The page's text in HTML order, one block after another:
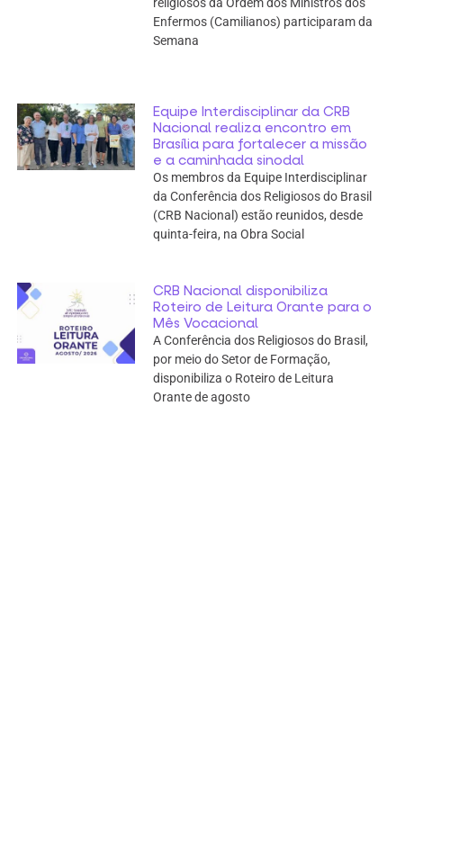
Enfermos (Camilianos) participaram da
Semana
Equipe Interdisciplinar da CRB
Nacional realiza encontro em
Brasília para fortalecer a missão
e a caminhada sinodal
Os membros da Equipe Interdisciplinar
da Conferência dos Religiosos do Brasil
(CRB Nacional) estão reunidos, desde
quinta-feira, na Obra Social
CRB Nacional disponibiliza
Roteiro de Leitura Orante para o
Mês Vocacional
A Conferência dos Religiosos do Brasil,
por meio do Setor de Formação,
disponibiliza o Roteiro de Leitura
Orante de agosto